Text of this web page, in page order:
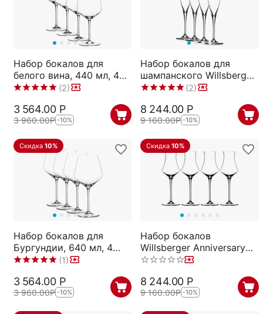
Набор бокалов для
белого вина, 440 мл, 4
шт., прозрачные,
серия Style, Spiegelau
(2)
3 564.00 Р
3 960.00Р -10%
Набор бокалов для
шампанского Willsberger
Anniversary Champagne
1416175, Spiegelau
(2)
8 244.00 Р
9 160.00Р -10%
Скидка 10%
Набор бокалов для
Бургундии, 640 мл, 4
шт., прозрачные,
серия Style, Spiegelau
(1)
3 564.00 Р
3 960.00Р -10%
Скидка 10%
Набор бокалов
Willsberger Anniversary
Digestive, 4 шт., 190 мл,
8 244.00 Р
9 160.00Р -10%